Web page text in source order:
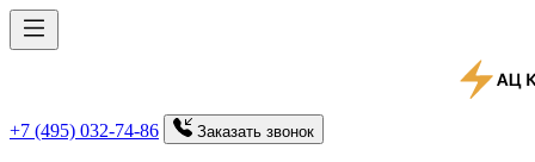
+7 (495) 032-74-86 Заказать звонок